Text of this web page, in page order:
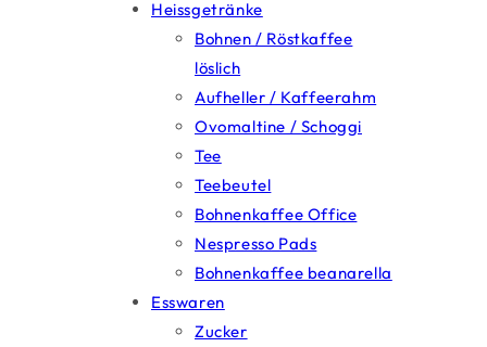
Heissgetränke
Bohnen / Röstkaffee
löslich
Aufheller / Kaffeerahm
Ovomaltine / Schoggi
Tee
Teebeutel
Bohnenkaffee Office
Nespresso Pads
Bohnenkaffee beanarella
Esswaren
Zucker